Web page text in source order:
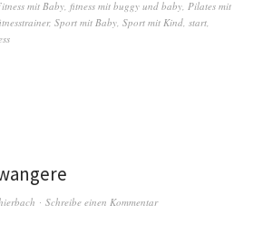
mit Baby fitness mit buggy und baby Pilates mit
, Sport mit Baby Sport mit Kind start
Schreibe einen Kommentar